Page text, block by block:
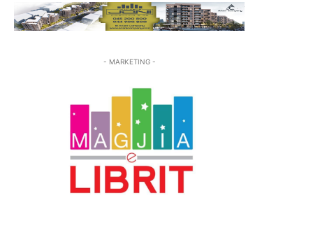
- MARKETING -